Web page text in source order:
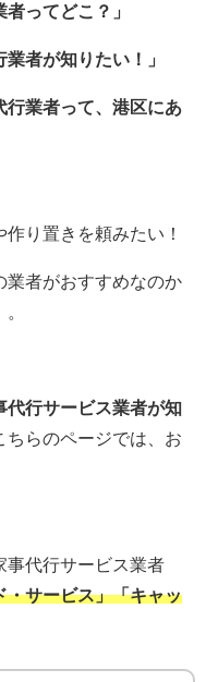
ってどこ？」
者が知りたい！」
行業者って、港区にあ
り置きを頼みたい！
業者がおすすめなのか
代行サービス業者が知
ちらのページでは、お
事代行サービス業者
・サービス」「キャッ